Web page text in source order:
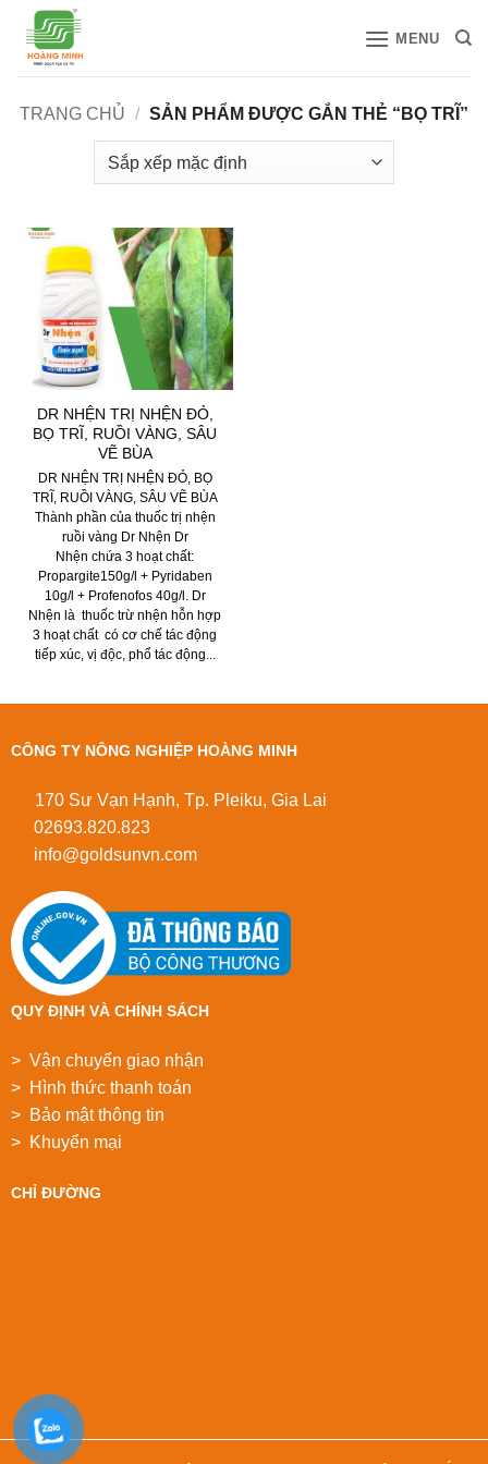
qua
MENU
TRANG CHỦ / SẢN PHẨM ĐƯỢC GẮN THẺ “BỌ TRĨ”
DR NHỆN TRỊ NHỆN ĐỎ,
BỌ TRĨ, RUỒI VÀNG, SÂU
VẼ BÙA
DR NHỆN TRỊ NHỆN ĐỎ, BỌ
TRĨ, RUỒI VÀNG, SÂU VẼ BÙA
Thành phần của thuốc trị nhện
ruồi vàng Dr Nhện Dr
Nhện chứa 3 hoạt chất:
Propargite150g/l + Pyridaben
10g/l + Profenofos 40g/l. Dr
Nhện là thuốc trừ nhện hỗn hợp
3 hoạt chất có cơ chế tác động
tiếp xúc, vị độc, phổ tác động...
CÔNG TY NÔNG NGHIỆP HOÀNG MINH
170 Sư Vạn Hạnh, Tp. Pleiku, Gia Lai
02693.820.823
info@goldsunvn.com
QUY ĐỊNH VÀ CHÍNH SÁCH
> Vận chuyển giao nhận
> Hình thức thanh toán
> Bảo mật thông tin
> Khuyển mại
CHỈ ĐƯỜNG